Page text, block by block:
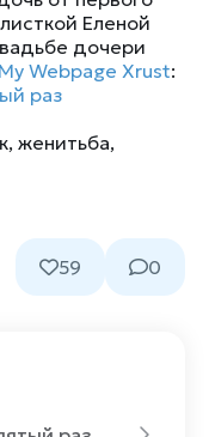
Еленой
дочери
My Webpage Xrust:
раз
, женитьба,
59 0